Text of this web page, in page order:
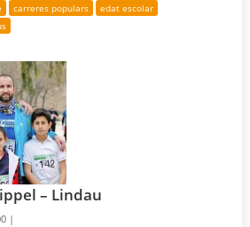
carreres populars
edat escolar
– Lindau
|